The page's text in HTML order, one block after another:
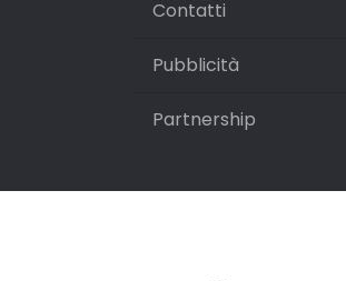
Contatti
Pubblicità
Partnership